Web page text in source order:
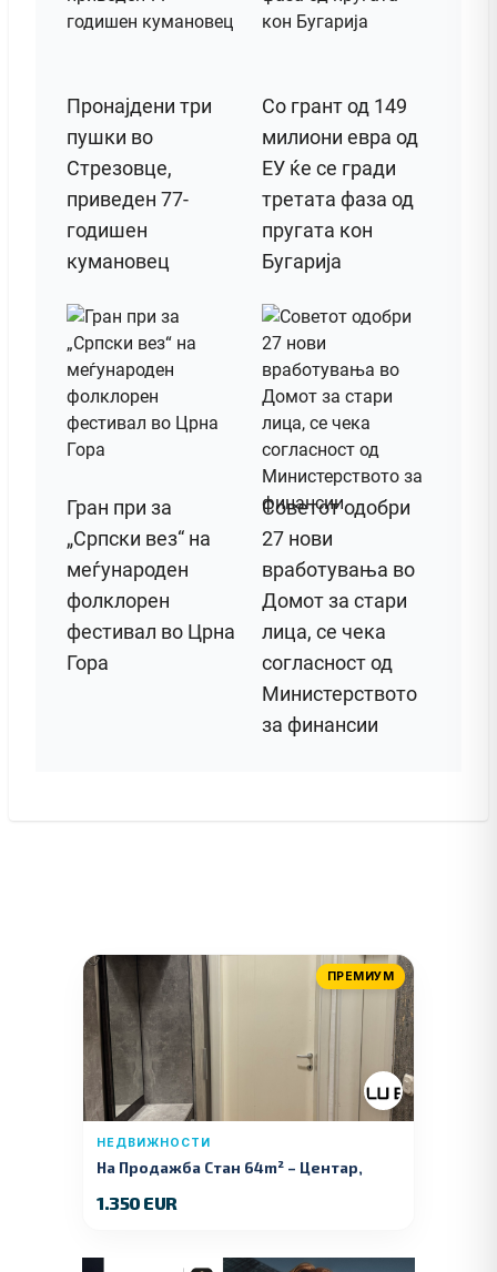
Пронајдени три
пушки во
Стрезовце,
приведен 77-
годишен
кумановец
Со грант од 149
милиони евра од
ЕУ ќе се гради
третата фаза од
пругата кон
Бугарија
Гран при за
„Српски вез“ на
меѓународен
фолклорен
фестивал во Црна
Гора
Советот одобри
27 нови
вработувања во
Домот за стари
лица, се чека
согласност од
Министерството
за финансии
ПРЕМИУМ
НЕДВИЖНОСТИ
На Продажба Стан 64m² – Центар,
1.350 EUR